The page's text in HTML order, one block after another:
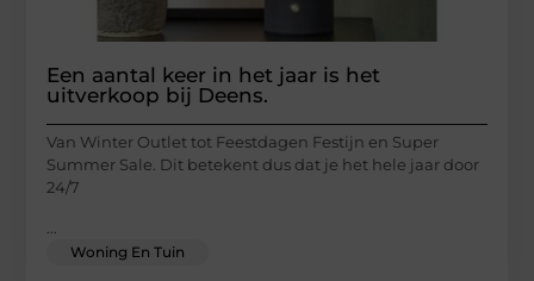
Een aantal keer in het jaar is het
uitverkoop bij Deens.
Van Winter Outlet tot Feestdagen Festijn en Super
Summer Sale. Dit betekent dus dat je het hele jaar door
24/7
Woning En Tuin